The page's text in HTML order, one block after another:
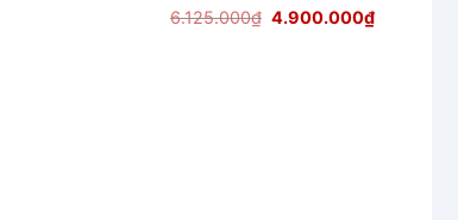
6.125.000₫ Giá
4.900.000₫Giá